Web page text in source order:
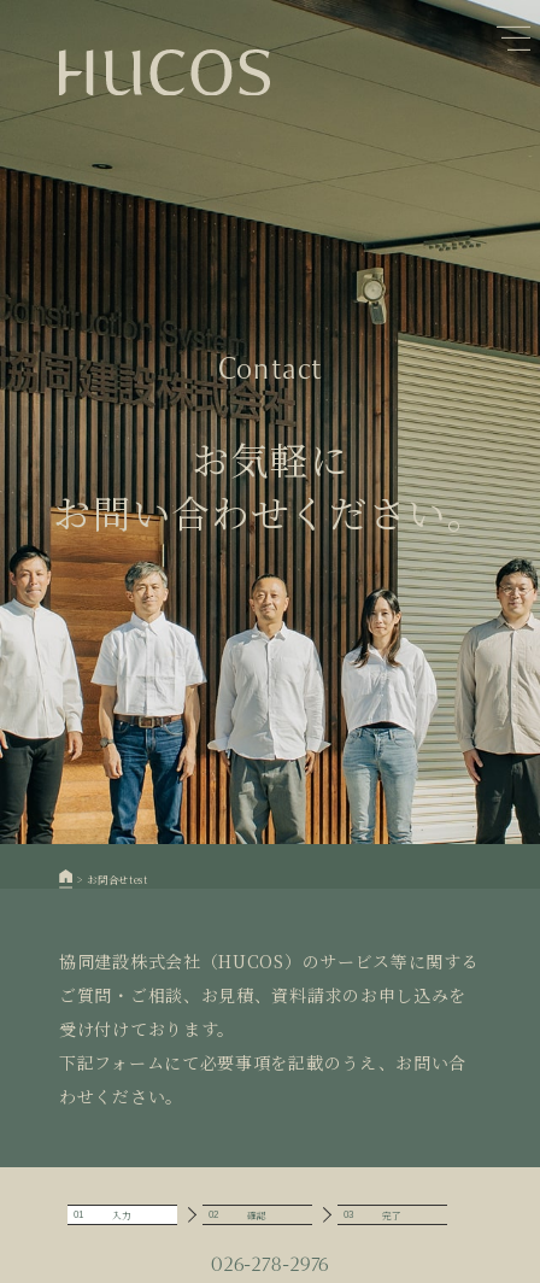
日本森林と循環
廃棄物について知る
100年後も評価される住宅へ
空き家とリノベーション
1 蓄熱するパッシブデザイン
自然素材の温もりと快適性を実現
活かすリノベーション
4 家づくりの流れ
> お問合せtest
Contact
お気軽に
お問い合わせください。
協同建設株式会社（HUCOS）のサービス等に関する
ご質問・ご相談、お見積、資料請求のお申し込みを
受け付けております。
下記フォームにて必要事項を記載のうえ、お問い合
わせください。
01 入力 02 確認 03 完了
026-278-2976